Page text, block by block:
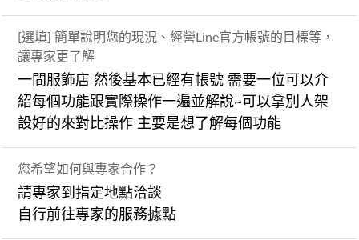
[選填] 簡單說明您的現況、經營Line官方帳號的目標等，
讓專家更了解
一間服飾店 然後基本已經有帳號 需要一位可以介
紹每個功能跟實際操作一遍並解說~可以拿別人架
設好的來對比操作 主要是想了解每個功能
您希望如何與專家合作？
請專家到指定地點洽談
自行前往專家的服務據點